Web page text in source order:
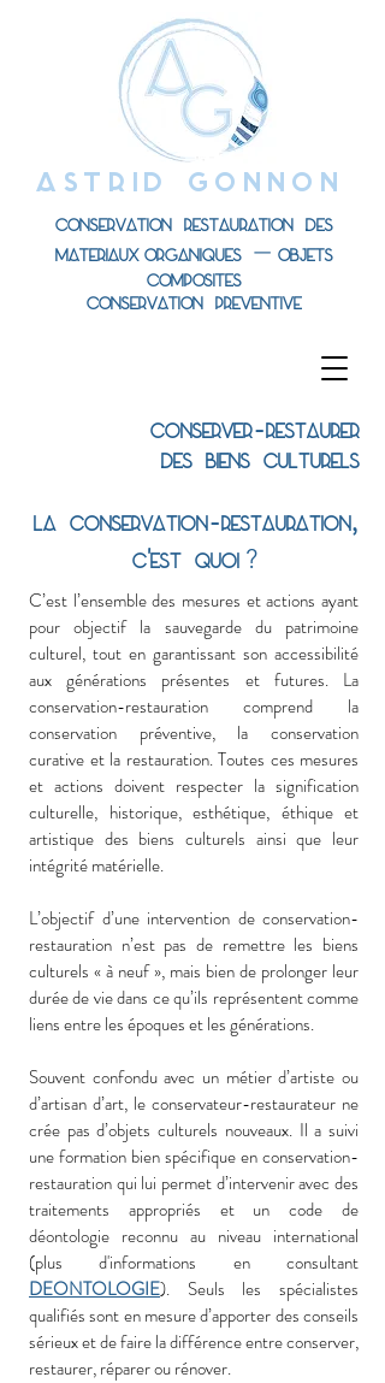
ASTRID GONNON
Conservation Restauration des
materiaux organiques - objets
composites
conservation preventive
Conserver-restaurer
des biens culturels
la conservation-restauration,
c'est quoi ?
C’est l’ensemble des mesures et actions ayant
pour objectif la sauvegarde du patrimoine
culturel, tout en garantissant son accessibilité
aux générations présentes et futures. La
conservation-restauration comprend la
conservation préventive, la conservation
curative et la restauration. Toutes ces mesures
et actions doivent respecter la signification
culturelle, historique, esthétique, éthique et
artistique des biens culturels ainsi que leur
intégrité matérielle.
L’objectif d’une intervention de conservation-
restauration n’est pas de remettre les biens
culturels « à neuf », mais bien de prolonger leur
durée de vie dans ce qu’ils représentent comme
liens entre les époques et les générations.
Souvent confondu avec un métier d’artiste ou
d’artisan d’art, le conservateur-restaurateur ne
crée pas d’objets culturels nouveaux. Il a suivi
une formation bien spécifique en conservation-
restauration qui lui permet d’intervenir avec des
traitements appropriés et un code de
déontologie reconnu au niveau international
(plus d'informations en consultant
DEONTOLOGIE). Seuls les spécialistes
qualifiés sont en mesure d’apporter des conseils
sérieux et de faire la différence entre conserver,
restaurer, réparer ou rénover.